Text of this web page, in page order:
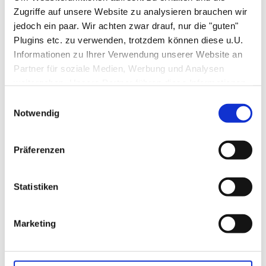
Zugriffe auf unsere Website zu analysieren brauchen wir
jedoch ein paar. Wir achten zwar drauf, nur die "guten"
Plugins etc. zu verwenden, trotzdem können diese u.U.
Informationen zu Ihrer Verwendung unserer Website an
Partner für soziale Medien, Werbung und Analysen
ihnen bereitgestellt haben oder die sie im Rahmen Ihrer
Notwendig
Präferenzen
Statistiken
Marketing
Suchen
Suchen
Recent Posts
Hello world!
A WordPress Commenter
Archives